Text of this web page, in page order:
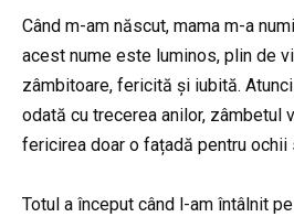
Când m-am născut, mama m-a
acest nume este luminos, plin de
zâmbitoare, fericită și iubită.
odată cu trecerea anilor, zâmbetul
fericirea doar o fațadă pentru ochii
Totul a început când l-am întâlnit